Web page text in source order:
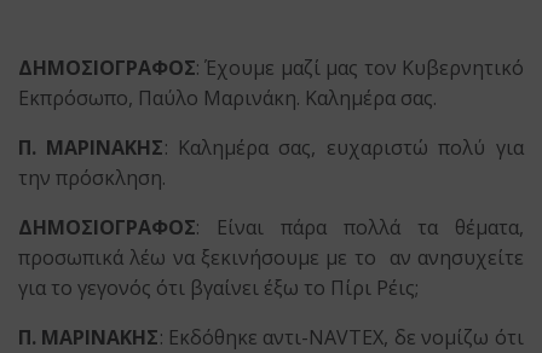
ΔΗΜΟΣΙΟΓΡΑΦΟΣ: Έχουμε μαζί μας τον Κυβερνητικό
Εκπρόσωπο, Παύλο Μαρινάκη. Καλημέρα σας.
Π. ΜΑΡΙΝΑΚΗΣ: Καλημέρα σας, ευχαριστώ πολύ για
την πρόσκληση.
ΔΗΜΟΣΙΟΓΡΑΦΟΣ: Είναι πάρα πολλά τα θέματα,
προσωπικά λέω να ξεκινήσουμε με το αν ανησυχείτε
για το γεγονός ότι βγαίνει έξω το Πίρι Ρέις;
Π. ΜΑΡΙΝΑΚΗΣ: Εκδόθηκε αντι-NAVTEX, δε νομίζω ότι